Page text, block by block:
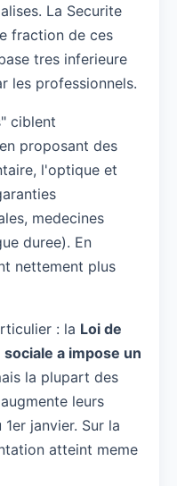
La Securite
fraction de ces
tres inferieure
les professionnels.
ciblent
proposant des
l'optique et
medecines
duree). En
nettement plus
: la Loi de
a impose un
la plupart des
leurs
janvier. Sur la
atteint meme